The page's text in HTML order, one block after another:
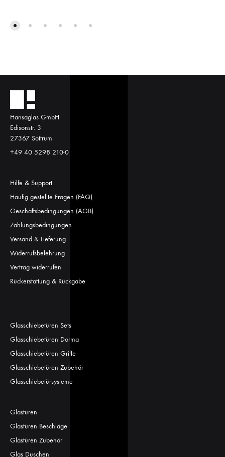
Hansaglas GmbH
Edisonstr. 3
27367 Sottrum
+49 40 5298 210-0
Hilfe & Support
Häufig gestellte Fragen (FAQ)
Geschäftsbedingungen (AGB)
Zahlungsbedingungen
Versand & Lieferung
Widerrufsbelehrung
Vertrag widerrufen
Rückerstattung & Rückgabe
Glasschiebetüren Sets
Glasschiebetüren Dorma
Glasschiebetüren Griffe
Glasschiebetüren Zubehör
Glasschiebetürsysteme
Glastüren
Glastüren Beschläge
Glastüren Zubehör
Glas Duschen